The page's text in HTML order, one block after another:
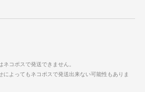
コポスで発送できません。
によってもネコポスで発送出来ない可能性もありま